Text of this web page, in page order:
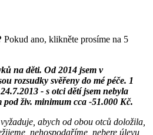
Pokud ano, klikněte prosíme na 5
na děti. Od 2014 jsem v
rozsudky svěřeny do mé péče. 1
- s otci dětí jsem nebyla
živ. minimum cca -51.000 Kč.
abych od obou otců doložila,
nehospodaříme, nebere úlevu